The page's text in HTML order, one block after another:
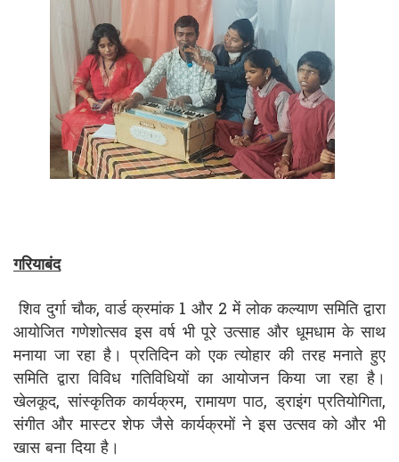
गरियाबंद
शिव दुर्गा चौक, वार्ड क्रमांक 1 और 2 में लोक कल्याण समिति द्वारा
आयोजित गणेशोत्सव इस वर्ष भी पूरे उत्साह और धूमधाम के साथ
मनाया जा रहा है। प्रतिदिन को एक त्योहार की तरह मनाते हुए
समिति द्वारा विविध गतिविधियों का आयोजन किया जा रहा है।
खेलकूद, सांस्कृतिक कार्यक्रम, रामायण पाठ, ड्राइंग प्रतियोगिता,
संगीत और मास्टर शेफ जैसे कार्यक्रमों ने इस उत्सव को और भी
खास बना दिया है।